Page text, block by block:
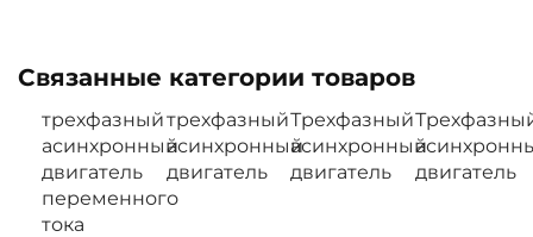
Связанные категории товаров
трехфазный
асинхронный
двигатель
переменного
тока
трехфазный
асинхронный
двигатель
Трехфазный
асинхронный
двигатель
двигатель